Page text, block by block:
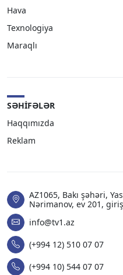
Hava
Texnologiya
Maraqlı
SƏHIFƏLƏR
Haqqımızda
Reklam
AZ1065, Bakı şəhəri,
Nərimanov, ev 201,
info@tv1.az
(+994 12) 510 07 07
(+994 10) 544 07 07